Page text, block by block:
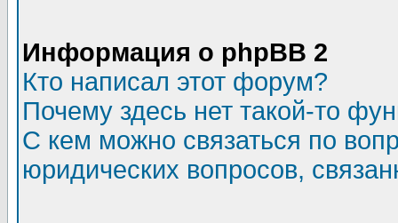
Информация о phpBB 2
Кто написал этот форум?
Почему здесь нет такой-то
С кем можно связаться по
юридических вопросов,